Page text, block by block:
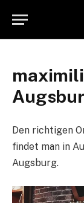
Den richtigen
findet man in
Augsburg.